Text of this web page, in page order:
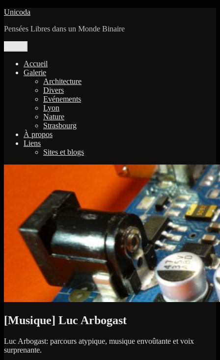
Aller
contenu
Unicoda
Pensées Libres dans un Monde Binaire
Accueil
Galerie
Architecture
Divers
Evénements
Lyon
Nature
Strasbourg
À propos
Liens
Sites et blogs
[Musique] Luc Arbogast
Luc Arbogast: parcours atypique, musique envoûtante et voix
surprenante.